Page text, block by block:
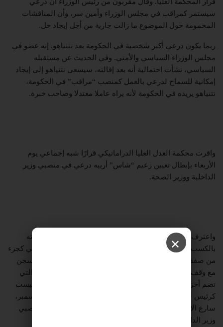
سيستمر كمراقب في مجلس الوزراء وأمين سر، وأن المناقشات
المحمومة حول الموضوع ما زالت جارية من أجل إيجاد حل.
ربما يكون درعي أكبر شخصية في الحكومة بعد نتنياهو. إنه عضو في
مجلس الوزراء السياسي والأمني​. وفي الحديث عن مستقبله
السياسي، نشأت احتمالية أنه بعد إقالته، سيسعى نتنياهو إلى إيجاد
إمكانية للسماح لدرعي بالعمل كمنصب “مراقب” في الحكومة،
نتنياهو يريده في الحكومة لأنه يراه عاملا معتدلا وصاحب خبرة.
واقرت محكمة العدل العليا الدراماتيكي قرارًا شبه إجماعي يوم
الأربعاء بإبطال تعيين زعيم “شاس” أرييه درعي في منصبي وزير
الداخلية ووزير الصحة.
واعترف درعي، الذي قضى في السابق فترة في السجن لإدانته
بالكسب غير المشروع، بارتكابه مخالفات ضريبية العام الماضي كجزء
من صفقة ادعاء استقال بموجبها من الكنيست وحُكم عليه بالسجن
مع وقف التنفيذ. يُعتبر درعي حليفا رئيسيا في حكومة نتنياهو التي
تضم أحزاب يمينية ويمينية متطرفة ومتشددة، ثم عاد إلى الكنيست
كرئيس لحزب شاس الذي فاز بـ 11 مقعدا في نوفمبر. في ديسمبر،
سارع الإئتلاف إلى تسريع التشريعات لتمهيد طريقه لتولي منصبي
وزير الداخلية ووزير الصحة.
✕